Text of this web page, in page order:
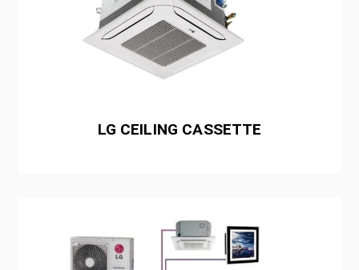
LG CEILING CASSETTE